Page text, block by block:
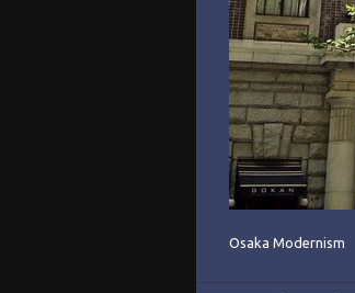
Osaka Modernism